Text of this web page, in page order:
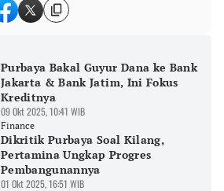
Purbaya Bakal Guyur Dana ke Bank
Jakarta & Bank Jatim, Ini Fokus
Kreditnya
09 Okt 2025, 10:41 WIB
Finance
Dikritik Purbaya Soal Kilang,
Pertamina Ungkap Progres
Pembangunannya
01 Okt 2025, 16:51 WIB